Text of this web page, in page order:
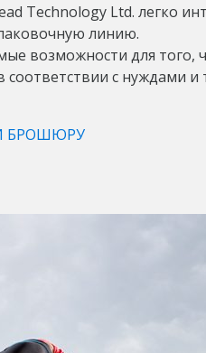
Technology Ltd. легко
линию.
возможности для того,
с нуждами
БРОШЮРУ